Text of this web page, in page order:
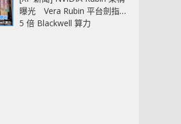
曝光 Vera Rubin 平台劍指
5 倍 Blackwell 算力